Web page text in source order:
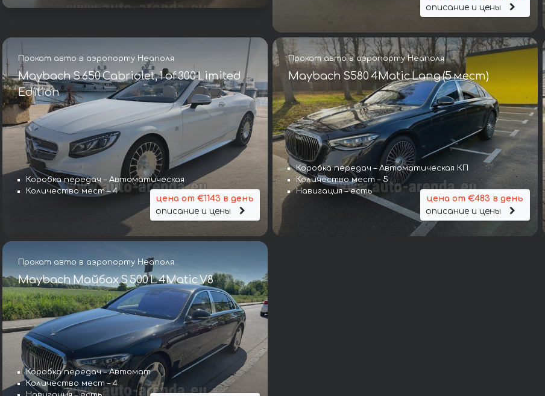
описание и цены
Прокат авто в аэропорту Неаполя
Maybach S 650 Cabriolet, 1 of 300 Limited
Edition
Коробка передач – Автоматическая
Количество мест – 4
цена от €1143 в день
описание и цены
Прокат авто в аэропорту Неаполя
Maybach S580 4Matic Lang (5 мест)
Коробка передач – Автоматическая КП
Количество мест – 5
Навигация – есть
цена от €483 в день
описание и цены
Прокат авто в аэропорту Неаполя
Maybach Майбах S 500 L 4Matic V8
Коробка передач – Автомат
Количество мест – 4